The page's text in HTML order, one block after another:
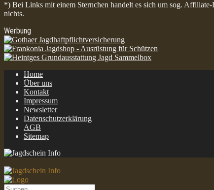
*) Bei Links mit einem Sternchen handelt es sich um sog.
nichts.
Werbung
Home
Über uns
Kontakt
Impressum
Newsletter
Datenschutzerklärung
AGB
Sitemap